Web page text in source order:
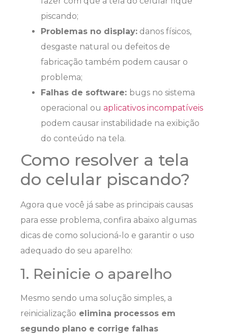
piscando;
Problemas no display: danos físicos,
desgaste natural ou defeitos de
fabricação também podem causar o
problema;
Falhas de software: bugs no sistema
operacional ou aplicativos incompatíveis
podem causar instabilidade na exibição
do conteúdo na tela.
Como resolver a tela
do celular piscando?
Agora que você já sabe as principais causas
para esse problema, confira abaixo algumas
dicas de como solucioná-lo e garantir o uso
adequado do seu aparelho:
1. Reinicie o aparelho
Mesmo sendo uma solução simples, a
reinicialização elimina processos em
segundo plano e corrige falhas